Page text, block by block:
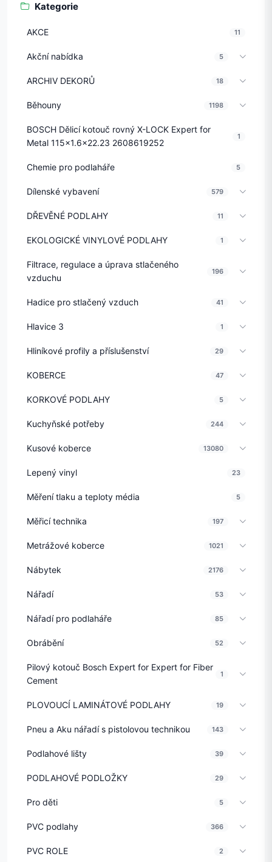
Kategorie
AKCE 11
Akční nabídka 5
ARCHIV DEKORŮ 18
Běhouny 1198
BOSCH Dělicí kotouč rovný X-LOCK Expert for
Metal 115x1.6x22.23 2608619252
1
Chemie pro podlaháře 5
Dílenské vybavení 579
DŘEVĚNÉ PODLAHY 11
EKOLOGICKÉ VINYLOVÉ PODLAHY 1
Filtrace, regulace a úprava stlačeného
vzduchu
196
Hadice pro stlačený vzduch 41
Hlavice 3 1
Hliníkové profily a příslušenství 29
KOBERCE 47
KORKOVÉ PODLAHY 5
Kuchyňské potřeby 244
Kusové koberce 13080
Lepený vinyl 23
Měření tlaku a teploty média 5
Měřicí technika 197
Metrážové koberce 1021
Nábytek 2176
Nářadí 53
Nářadí pro podlaháře 85
Obrábění 52
Pilový kotouč Bosch Expert for Expert for Fiber
Cement
1
PLOVOUCÍ LAMINÁTOVÉ PODLAHY 19
Pneu a Aku nářadí s pistolovou technikou 143
Podlahové lišty 39
PODLAHOVÉ PODLOŽKY 29
Pro děti 5
PVC podlahy 366
PVC ROLE 2